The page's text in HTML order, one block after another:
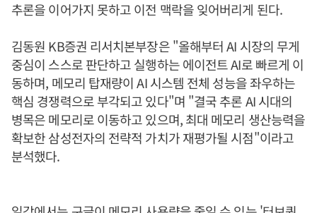
추론을 이어가지 못하고 이전 맥락을 잊어버리게 된다.
김동원 KB증권 리서치본부장은 "올해부터 AI 시장의 무게
중심이 스스로 판단하고 실행하는 에이전트 AI로 빠르게 이
동하며, 메모리 탑재량이 AI 시스템 전체 성능을 좌우하는
핵심 경쟁력으로 부각되고 있다"며 "결국 추론 AI 시대의
병목은 메모리로 이동하고 있으며, 최대 메모리 생산능력을
확보한 삼성전자의 전략적 가치가 재평가될 시점"이라고
분석했다.